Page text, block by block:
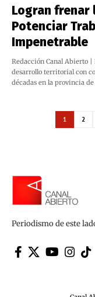
Logran frenar
Potenciar
Impenetrable
Redacción Canal Abierto |
desarrollo territorial con
décadas en la provincia
1 2
Periodismo de este